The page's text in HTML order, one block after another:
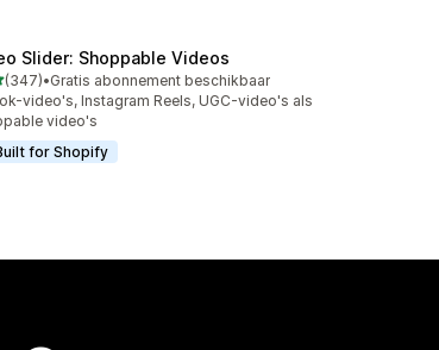
Slider: Shoppable Videos
5 sterren
(347) in totaal
•Gratis abonnement beschikbaar
video's, Instagram Reels, UGC-video's als
video's
for Shopify